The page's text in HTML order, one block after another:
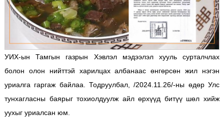
УИХ-ын Тамгын газрын Хэвлэл мэдээлэл хууль сурталчлах
болон олон нийттэй харилцах албанаас өнгөрсөн жил нэгэн
уриалга гаргаж байлаа. Тодруулбал, /2024.11.26/-ны өдөр Улс
тунхагласны баярыг тохиолдуулж айл өрхүүд битүү шөл хийж
уухыг уриалсан юм.